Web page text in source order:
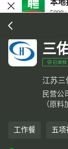
三
江苏三
民营公
（原料
工作餐 五项